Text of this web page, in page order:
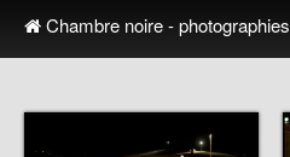
Chambre noire - photographies